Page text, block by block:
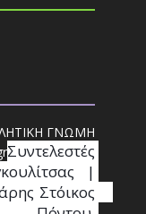
ΓΝΩΜΗ
Συντελεστές
|
Στόικος